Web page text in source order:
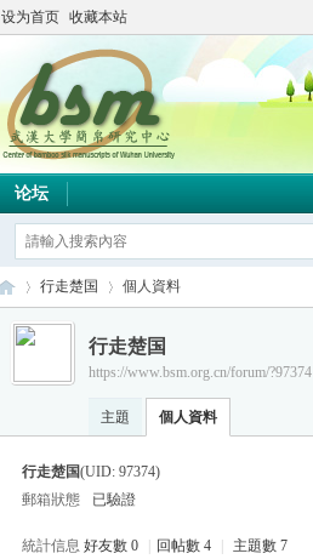
设为首页 收藏本站
论坛
›
行走楚国 個人資料
行走楚国
https://www.bsm.org.cn/forum/?97374
主題 個人資料
行走楚国(UID: 97374)
郵箱狀態
已驗證
統計信息 好友數 0 回帖數 4 主題數 7